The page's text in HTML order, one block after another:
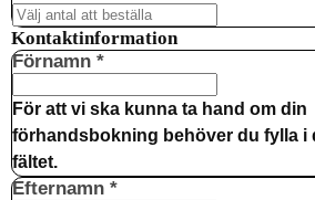
Kontaktinformation
Förnamn Required
*
För att vi ska kunna ta hand om din
förhandsbokning behöver du fylla i
fältet.
Efternamn Required
*